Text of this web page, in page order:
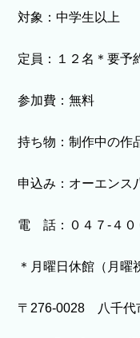
対象：中学生以上
定員：１２名＊要予
参加費：無料
持ち物：制作中の作
申込み：オーエン
電 話：０４７-４０
＊月曜日休館（月曜
〒276-0028 八千代